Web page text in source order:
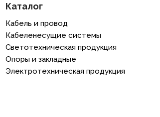
НАЛИЧИЕ ЭКРАНА
БРОНИРОВАННЫЙ Нет
Каталог
Кабель и провод
Кабеленесущие системы
Светотехническая продукция
Опоры и закладные
Электротехническая продукция